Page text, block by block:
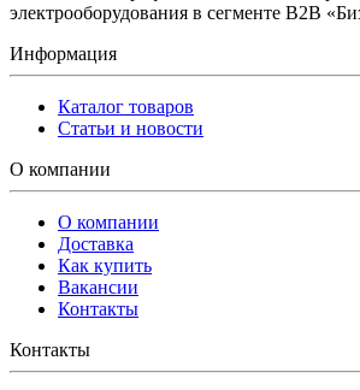
электрооборудования в сегменте B2B
Информация
Каталог товаров
Статьи и новости
О компании
О компании
Доставка
Как купить
Вакансии
Контакты
Контакты